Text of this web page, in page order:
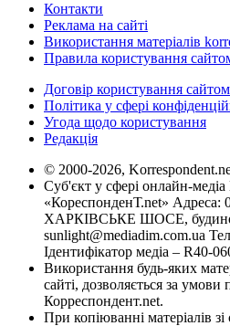
Контакти
Реклама на сайті
Використання матеріалів
Правила користування
Договір користування сайтом
Політика у сфері
Угода щодо користування
Редакція
© 2000-2026,
Суб'єкт у сфері онлайн-
«КореспонденТ.net» Адреса:
ХАРКІВСЬКЕ ШОСЕ,
sunlight@mediadim.com.ua
Ідентифікатор медіа – R40-
Використання будь-яких
сайті, дозволяється за умови
Корреспондент.net.
При копіюванні матеріалів